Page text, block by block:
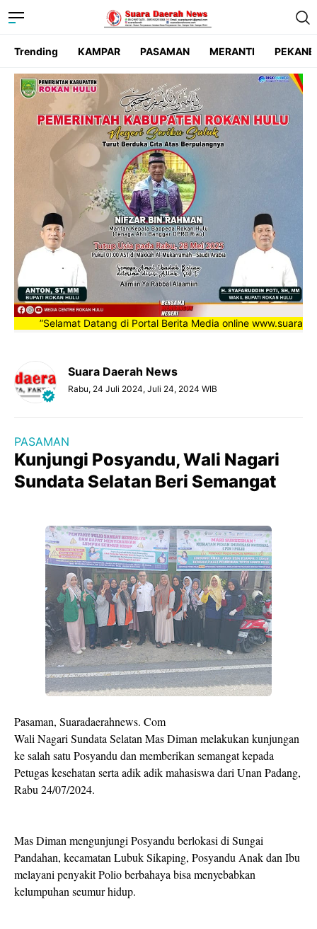
Trending KAMPAR PASAMAN MERANTI
”Selamat Datang di Portal Berita Media online
Suara Daerah News
Rabu, 24 Juli 2024, Juli 24, 2024 WIB
PASAMAN
Kunjungi Posyandu, Wali Nagari
Sundata Selatan Beri Semangat
Pasaman, Suaradaerahnews. Com
Wali Nagari Sundata Selatan Mas Diman melakukan kunjungan
ke salah satu Posyandu dan memberikan semangat kepada
Petugas kesehatan serta adik adik mahasiswa dari Unan Padang,
Rabu 24/07/2024.
Mas Diman mengunjungi Posyandu berlokasi di Sungai
Pandahan, kecamatan Lubuk Sikaping, Posyandu Anak dan Ibu
melayani penyakit Polio berbahaya bisa menyebabkan
kelumpuhan seumur hidup.